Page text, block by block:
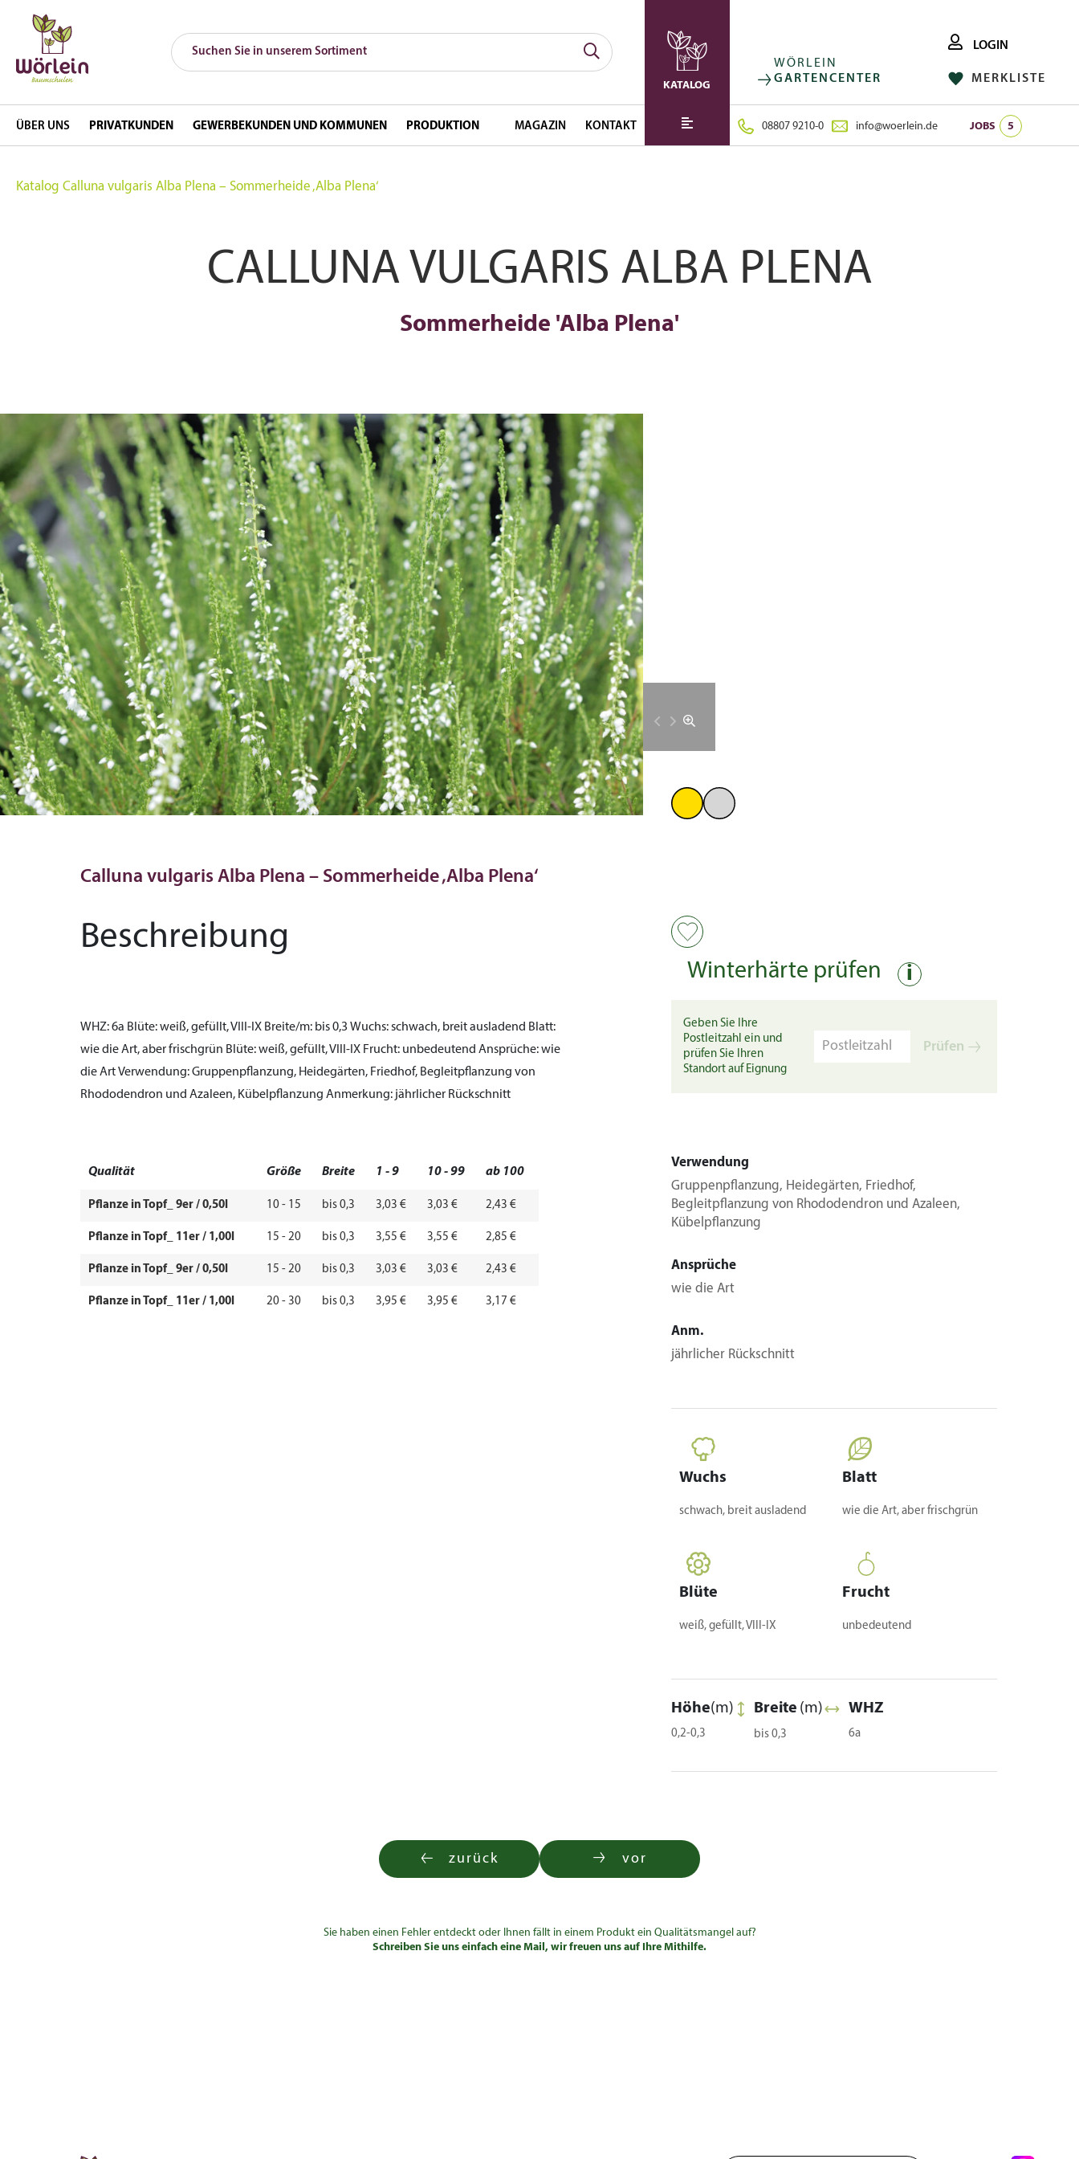
KATALOG
ÜBER UNS PRIVATKUNDEN GEWERBEKUNDEN UND KOMMUNEN PRODUKTION MAGAZIN KONTAKT
WÖRLEIN
GARTENCENTER
LOGIN
MERKLISTE
08807 9210-0 info@woerlein.de JOBS 5
FOLGE UNS AUF: INSTAGRAM FACEBOOK
Katalog Calluna vulgaris Alba Plena – Sommerheide ‚Alba Plena‘
CALLUNA VULGARIS ALBA PLENA
Sommerheide 'Alba Plena'
Calluna vulgaris Alba Plena – Sommerheide ‚Alba Plena‘
Beschreibung
WHZ:6a Blüte:weiß, gefüllt, VIII-IX Breite/m: bis 0,3 Wuchs:schwach, breit ausladend Blatt:
wie die Art, aber frischgrün Blüte:weiß, gefüllt, VIII-IX Frucht: unbedeutend Ansprüche:wie
die ArtVerwendung:Gruppenpflanzung, Heidegärten, Friedhof, Begleitpflanzung von
Rhododendron und Azaleen, Kübelpflanzung Anmerkung: jährlicher Rückschnitt
Qualität Größe Breite 1 - 9 10 - 99 ab 100
Pflanze in Topf_ 9er / 0,50l 10 - 15 bis 0,3 3,03 € 3,03 € 2,43 €
Pflanze in Topf_ 11er / 1,00l 15 - 20 bis 0,3 3,55 € 3,55 € 2,85 €
Pflanze in Topf_ 9er / 0,50l 15 - 20 bis 0,3 3,03 € 3,03 € 2,43 €
Pflanze in Topf_ 11er / 1,00l 20 - 30 bis 0,3 3,95 € 3,95 € 3,17 €
Winterhärte prüfen i
Geben Sie Ihre
Postleitzahl ein und
prüfen Sie Ihren
Standort auf Eignung
Prüfen
Verwendung
Gruppenpflanzung, Heidegärten, Friedhof,
Begleitpflanzung von Rhododendron und Azaleen,
Kübelpflanzung
Ansprüche
wie die Art
Anm.
jährlicher Rückschnitt
Wuchs
schwach, breit ausladend
Blatt
wie die Art, aber frischgrün
Blüte
weiß, gefüllt, VIII-IX
Frucht
unbedeutend
Höhe(m)
0,2-0,3
Breite (m)
bis 0,3
WHZ
6a
zurück vor
Sie haben einen Fehler entdeckt oder Ihnen fällt in einem Produkt ein Qualitätsmangel auf?
Schreiben Sie uns einfach eine Mail, wir freuen uns auf Ihre Mithilfe.